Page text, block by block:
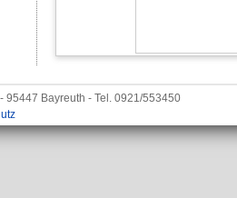
- 95447 Bayreuth - Tel. 0921/553450